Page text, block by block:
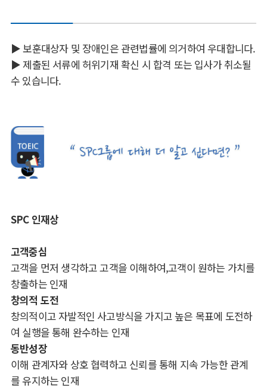
▶ 보훈대상자 및 장애인은 관련법률에 의거하여 우대합니다.
▶ 제출된 서류에 허위기재 확신 시 합격 또는 입사가 취소될
수 있습니다.
SPC 인재상
고객중심
고객을 먼저 생각하고 고객을 이해하여,고객이 원하는 가치를
창출하는 인재
창의적 도전
창의적이고 자발적인 사고방식을 가지고 높은 목표에 도전하
여 실행을 통해 완수하는 인재
동반성장
이해 관계자와 상호 협력하고 신뢰를 통해 지속 가능한 관계
를 유지하는 인재